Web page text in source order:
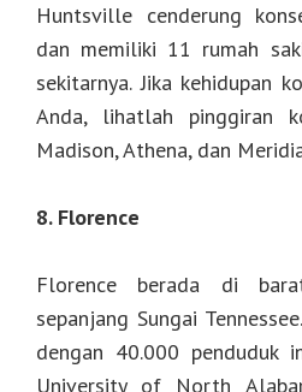
Huntsville cenderung
dan memiliki 11 rumah
sekitarnya. Jika kehidupan
Anda, lihatlah pinggiran
Madison, Athena, dan
8. Florence
Florence berada di
sepanjang Sungai
dengan 40.000 penduduk
University of North